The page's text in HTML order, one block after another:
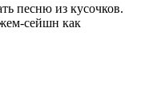
песню из кусочков.
сейшн как